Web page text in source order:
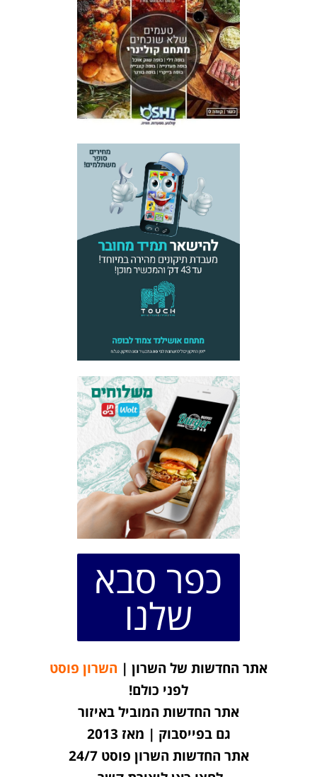
כפר סבא
שלנו
אתר החדשות של השרון | השרון פוסט
לפני כולם!
אתר החדשות המוביל באיזור
גם בפייסבוק | מאז 2013
אתר החדשות השרון פוסט 24/7